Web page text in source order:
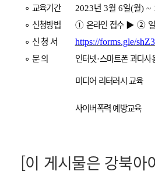
∘ 교육기간 2023년 3월 6일(월) ~
∘ 신청방법 ①온라인 접수▶ ②
∘ 신 청 서 https://forms.gle/
∘ 문의 인터넷·스마트폰 과다사
미디어 리터러시 교육
사이버폭력 예방교육
[이 게시물은 강북